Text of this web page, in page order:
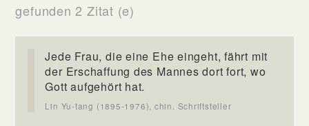
gefunden 2 Zitat (e)
Jede Frau, die eine Ehe eingeht, fährt mit
der Erschaffung des Mannes dort fort, wo
Gott aufgehört hat.
Lin Yu-tang (1895-1976), chin. Schriftsteller